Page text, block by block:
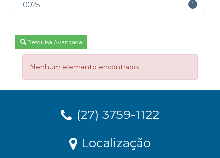
0025 1
Pesquisa Avançada
Nenhum elemento encontrado.
(27) 3759-1122
Localização